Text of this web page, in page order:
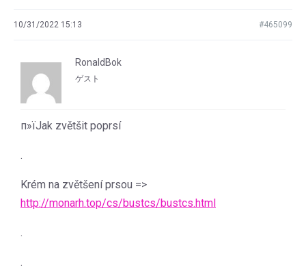
10/31/2022 15:13 #465099
RonaldBok
ゲスト
п»їJak zvětšit poprsí
.
Krém na zvětšení prsou =>
http://monarh.top/cs/bustcs/bustcs.html
.
.